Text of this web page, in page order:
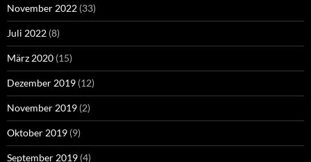
November 2022 (33)
Juli 2022 (8)
März 2020 (15)
Dezember 2019 (12)
November 2019 (2)
Oktober 2019 (9)
September 2019 (4)